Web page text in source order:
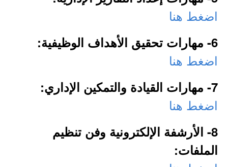
اضغط هنا
6- مهارات تحقيق الأهداف الوظيفية:
اضغط هنا
7- مهارات القيادة والتمكين الإداري:
اضغط هنا
8- الأرشفة الإلكترونية وفن تنظيم
الملفات: